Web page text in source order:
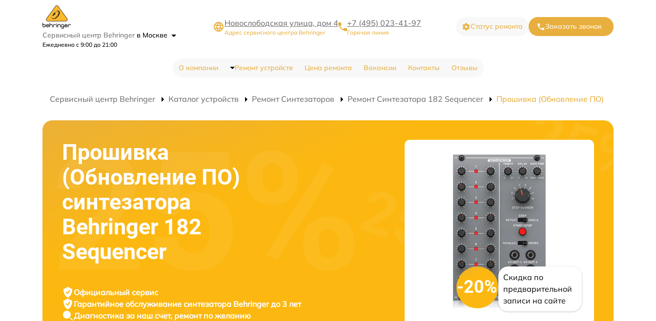
Сервисный центр Behringer в Москве
Ежедневно с 9:00 до 21:00
Новослободская улица, дом 4
Адрес сервисного центра Behringer
+7 (495) 023-41-97
Горячая линия
Статус ремонта Заказать звонок
О компании Ремонт устройств Цена ремонта Вакансии Контакты Отзывы
Сервисный центр Behringer Каталог устройств Ремонт Синтезаторов Ремонт Синтезатора 182 Sequencer Прошивка (Обновление ПО)
Прошивка
(Обновление ПО)
синтезатора
Behringer 182
Sequencer
Официальный сервис
Гарантийное обслуживание синтезатора Behringer до 3 лет
Диагностика за наш счет, ремонт по желанию
-20%
Скидка по
предварительной
записи на сайте